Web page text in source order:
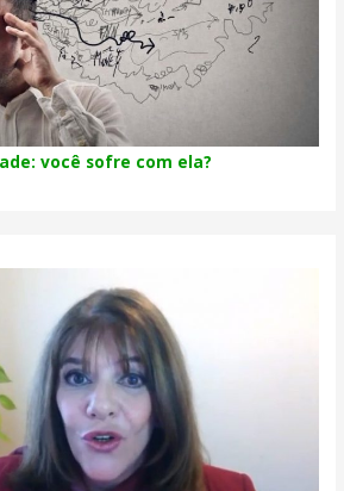
você sofre com ela?